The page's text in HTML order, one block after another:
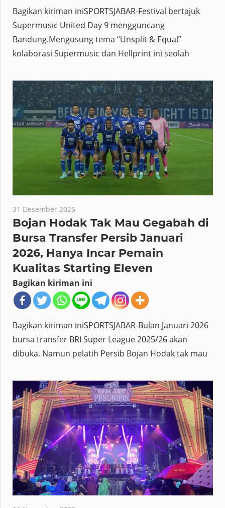
Bagikan kiriman iniSPORTSJABAR-Festival bertajuk
Supermusic United Day 9 mengguncang
Bandung.Mengusung tema “Unsplit & Equal”
kolaborasi Supermusic dan Hellprint ini seolah
31 Desember 2025
Bojan Hodak Tak Mau Gegabah di
Bursa Transfer Persib Januari
2026, Hanya Incar Pemain
Kualitas Starting Eleven
Bagikan kiriman ini
Bagikan kiriman iniSPORTSJABAR-Bulan Januari 2026
bursa transfer BRI Super League 2025/26 akan
dibuka. Namun pelatih Persib Bojan Hodak tak mau